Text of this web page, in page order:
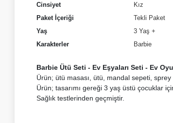
Cinsiyet
Kız
Paket İçeriği
Tekli Paket
Yaş
3 Yaş +
Karakterler
Barbie
Barbie Ütü Seti - Ev Eşyaları Seti - Ev
Ürün; ütü masası, ütü, mandal sepeti, sprey
Ürün; tasarımı gereği 3 yaş üstü çocuklar
Sağlık testlerinden geçmiştir.